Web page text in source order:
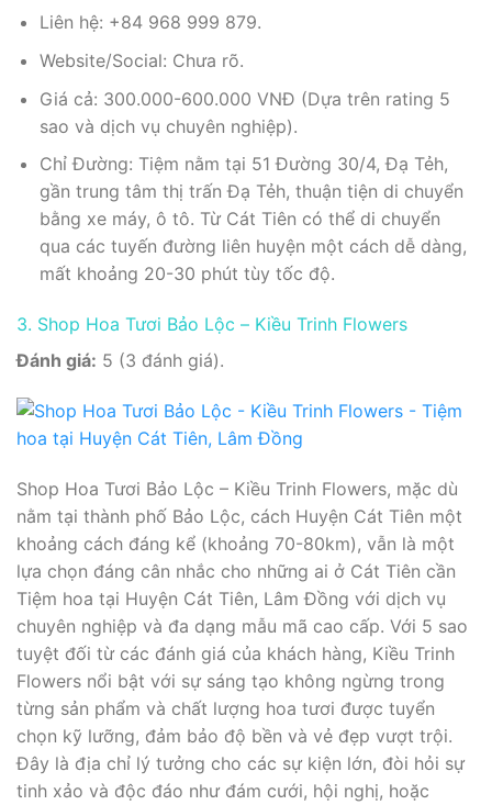
Liên hệ: +84 968 999 879.
Website/Social: Chưa rõ.
Giá cả: 300.000-600.000 VNĐ (Dựa trên rating 5
sao và dịch vụ chuyên nghiệp).
Chỉ Đường: Tiệm nằm tại 51 Đường 30/4, Đạ Tẻh,
gần trung tâm thị trấn Đạ Tẻh, thuận tiện di chuyển
bằng xe máy, ô tô. Từ Cát Tiên có thể di chuyển
qua các tuyến đường liên huyện một cách dễ dàng,
mất khoảng 20-30 phút tùy tốc độ.
3. Shop Hoa Tươi Bảo Lộc – Kiều Trinh Flowers
Đánh giá: 5 (3 đánh giá).
Shop Hoa Tươi Bảo Lộc – Kiều Trinh Flowers, mặc dù
nằm tại thành phố Bảo Lộc, cách Huyện Cát Tiên một
khoảng cách đáng kể (khoảng 70-80km), vẫn là một
lựa chọn đáng cân nhắc cho những ai ở Cát Tiên cần
Tiệm hoa tại Huyện Cát Tiên, Lâm Đồng với dịch vụ
chuyên nghiệp và đa dạng mẫu mã cao cấp. Với 5 sao
tuyệt đối từ các đánh giá của khách hàng, Kiều Trinh
Flowers nổi bật với sự sáng tạo không ngừng trong
từng sản phẩm và chất lượng hoa tươi được tuyển
chọn kỹ lưỡng, đảm bảo độ bền và vẻ đẹp vượt trội.
Đây là địa chỉ lý tưởng cho các sự kiện lớn, đòi hỏi sự
tinh xảo và độc đáo như đám cưới, hội nghị, hoặc